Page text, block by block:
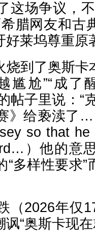
这场争议，
腊网友和古
好莱坞尊重原
烧到了奥斯卡
尴尬”“成了
帖子里说：“
》给亵渎了
so that
）他的意
多样性要求”
（2026年仅
“奥斯卡现